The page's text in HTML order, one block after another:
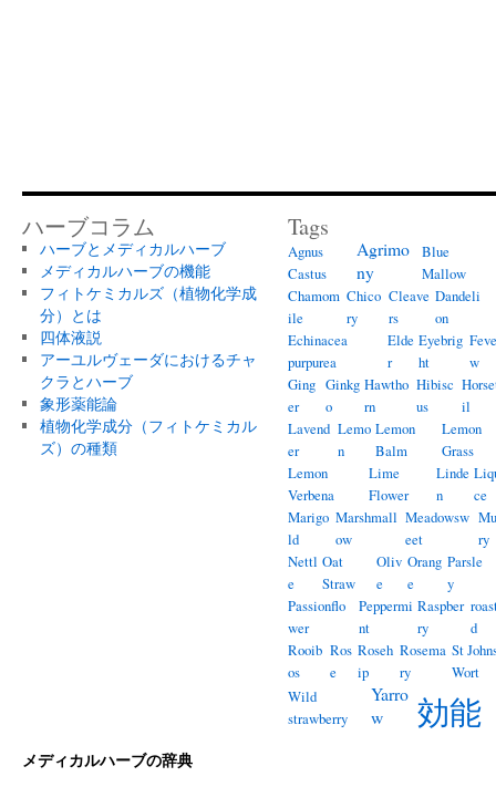
ハーブコラム
ハーブとメディカルハーブ
メディカルハーブの機能
フィトケミカルズ（植物化学成
分）とは
四体液説
アーユルヴェーダにおけるチャ
クラとハーブ
象形薬能論
植物化学成分（フィトケミカル
ズ）の種類
Tags
Agnus
Castus
Agrimo
ny
Blue
Mallow
Chamom
ile
Chico
ry
Cleave
rs
Dandeli
on
Echinacea
purpurea
Elde
r
Eyebrig
ht
w
Ging
er
Ginkg
o
Hawtho
rn
Hibisc
us
il
Lavend
er
Lemo
n
Lemon
Balm
Lemon
Grass
Lemon
Verbena
Lime
Flower
Linde
n
ce
Marigo
ld
Marshmall
ow
Meadowsw
eet
ry
Nettl
e
Oat
Straw
Oliv
e
Orang
e
Parsle
y
Passionflo
wer
Peppermi
nt
Raspber
ry
d
Rooib
os
Ros
e
Roseh
ip
Rosema
ry
St
Wort
Wild
strawberry
Yarro
w
効能
メディカルハーブの辞典